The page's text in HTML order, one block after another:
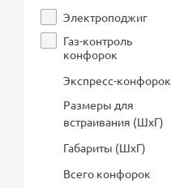
Электроподжиг
Газ-контроль
конфорок
Экспресс-конфорок
Размеры для
встраивания (ШхГ)
Габариты (ШхГ)
Всего конфорок